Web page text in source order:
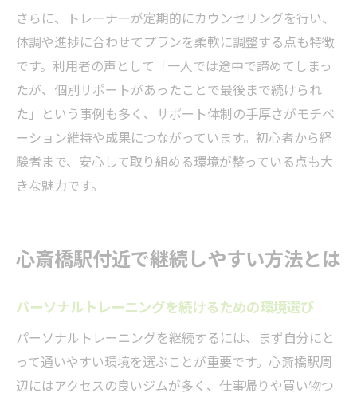
さらに、トレーナーが定期的にカウンセリングを行い、
体調や進捗に合わせてプランを柔軟に調整する点も特徴
です。利用者の声として「一人では途中で諦めてしまっ
たが、個別サポートがあったことで最後まで続けられ
た」という事例も多く、サポート体制の手厚さがモチベ
ーション維持や成果につながっています。初心者から経
験者まで、安心して取り組める環境が整っている点も大
きな魅力です。
心斎橋駅付近で継続しやすい方法とは
パーソナルトレーニングを続けるための環境選び
パーソナルトレーニングを継続するには、まず自分にと
って通いやすい環境を選ぶことが重要です。心斎橋駅周
辺にはアクセスの良いジムが多く、仕事帰りや買い物つ